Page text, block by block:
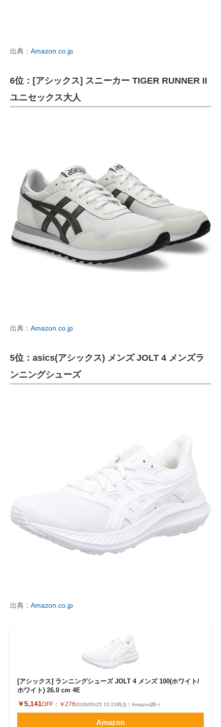
出典： Amazon.co.jp
6位：[アシックス] スニーカー TIGER RUNNER II
ユニセックス大人
出典： Amazon.co.jp
5位：asics(アシックス) メンズ JOLT 4 メンズラ
ンニングシューズ
出典： Amazon.co.jp
[アシックス] ランニングシューズ JOLT 4 メンズ 100(ホワイト/
ホワイト) 26.0 cm 4E
￥5,141OFF： ￥2762026/05/25 15:21時点｜Amazon調べ
Amazon